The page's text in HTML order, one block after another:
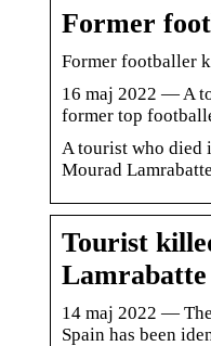
Former
Former footballer
16 maj 2022 — A
former top
A tourist who died
Mourad
Tourist
Lamrabatte
14 maj 2022 —
Spain has been